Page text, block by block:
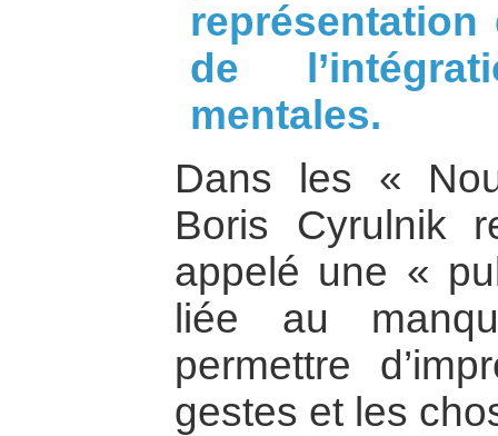
de
mentales.
Dans les «
Boris Cyrulnik
appelé une «
liée au
permettre
gestes et les